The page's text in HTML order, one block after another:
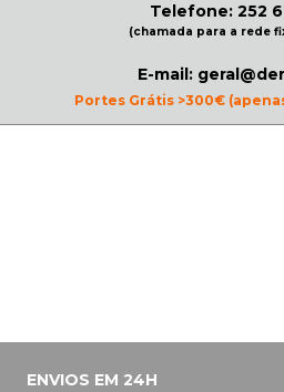
Telefone: 252
(chamada para a rede
E-mail:
Portes Grátis >300€
ENVIOS EM 24H